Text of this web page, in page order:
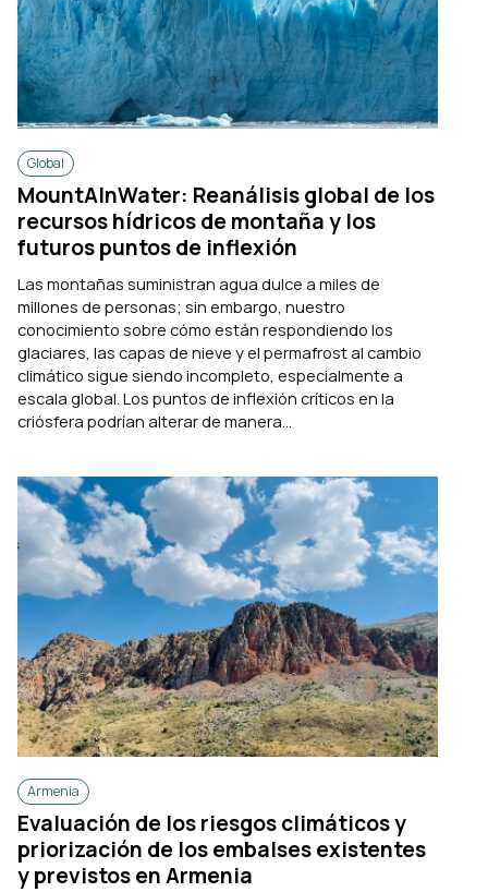
Global
MountAInWater: Reanálisis global de los
recursos hídricos de montaña y los
futuros puntos de inflexión
Las montañas suministran agua dulce a miles de
millones de personas; sin embargo, nuestro
conocimiento sobre cómo están respondiendo los
glaciares, las capas de nieve y el permafrost al cambio
climático sigue siendo incompleto, especialmente a
escala global. Los puntos de inflexión críticos en la
criósfera podrían alterar de manera...
Armenia
Evaluación de los riesgos climáticos y
priorización de los embalses existentes
y previstos en Armenia